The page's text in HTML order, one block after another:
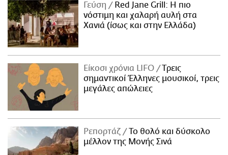
Γεύση
Red Jane Grill: Η πιο
νόστιμη και χαλαρή αυλή στα
Χανιά (ίσως και στην Ελλάδα)
Είκοσι χρόνια LIFO
Tρεις
σημαντικοί Έλληνες μουσικοί, τρεις
μεγάλες απώλειες
Ρεπορτάζ
Το θολό και δύσκολο
μέλλον της Μονής Σινά